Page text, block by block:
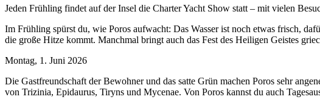
Jeden Frühling findet auf der Insel die Charter Yacht Show statt – mit vielen
Im Frühling spürst du, wie Poros aufwacht: Das Wasser ist noch etwas frisch,
die große Hitze kommt. Manchmal bringt auch das Fest des Heiligen Geistes
Montag, 1. Juni 2026
Die Gastfreundschaft der Bewohner und das satte Grün machen Poros sehr
von Trizinia, Epidaurus, Tiryns und Mycenae. Von Poros kannst du auch